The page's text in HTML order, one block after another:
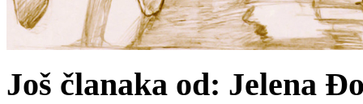
Još članaka od: Jelena